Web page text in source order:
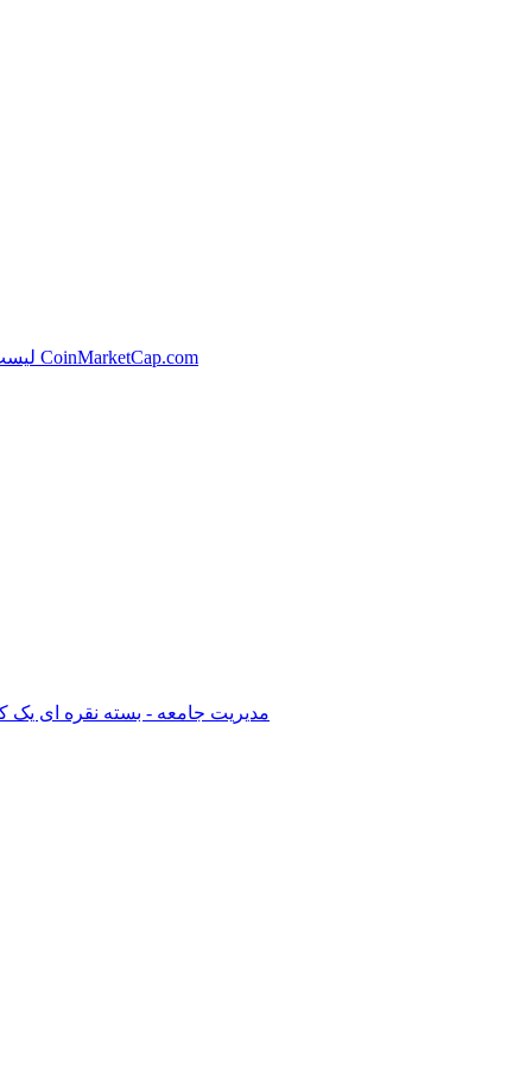
لیست سریع در وب سایت برتر ردیابی قیمت برای ارزهای رمزنگاری شده CoinMarketCap.com
مدیریت جامعه - بسته نقره ای یک